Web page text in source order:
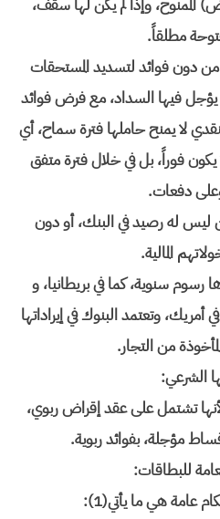
الممنوح، وإذا لم يكن لها سقف،
مطلقاً.
دون فوائد لتسديد المستحقات
يؤجل فيها السداد، مع فرض فوائد
لا يمنح حاملها فترة سماح، أي
فوراً، بل في خلال فترة متفق
دفعات.
ليس له رصيد في البنك، أو دون
المالية.
سنوية، كما في بريطانيا، و
وتعتمد البنوك في إيراداتها
من التجار.
الشرعي:
تشتمل على عقد إقراض ربوي،
مؤجلة، بفوائد ربوية.
للبطاقات:
عامة هي ما يأتي(1):